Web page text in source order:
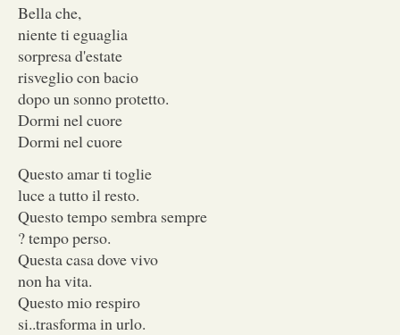
Bella che,
niente ti eguaglia
sorpresa d'estate
risveglio con bacio
dopo un sonno protetto.
Dormi nel cuore
Dormi nel cuore
Questo amar ti toglie
luce a tutto il resto.
Questo tempo sembra sempre
? tempo perso.
Questa casa dove vivo
non ha vita.
Questo mio respiro
si..trasforma in urlo.